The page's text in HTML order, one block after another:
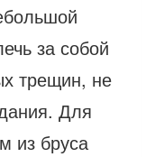
за собой
трещин, не
Для
из бруса